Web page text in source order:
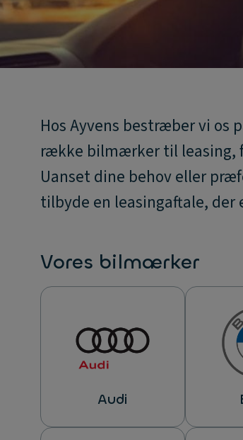
Hos Ayvens bestræber vi os
række bilmærker til leasing,
Uanset dine behov eller
tilbyde en leasingaftale,
Vores bilmærker
Audi